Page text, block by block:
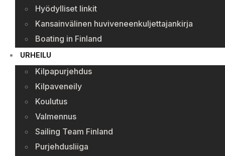
Hyödylliset linkit
Kansainvälinen huviveneenkuljettajankirja
Boating in Finland
URHEILU
Kilpapurjehdus
Kilpaveneily
Koulutus
Valmennus
Sailing Team Finland
Purjehdusliiga